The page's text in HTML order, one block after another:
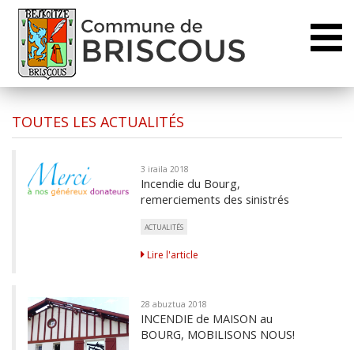
TOUTES LES ACTUALITÉS
3 iraila 2018
Incendie du Bourg,
remerciements des sinistrés
ACTUALITÉS
Lire l'article
28 abuztua 2018
INCENDIE de MAISON au
BOURG, MOBILISONS NOUS!